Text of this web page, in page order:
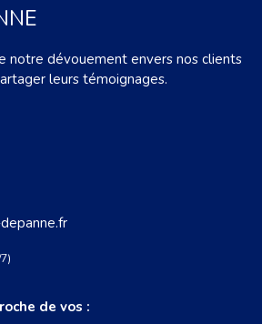
notre dévouement envers nos clients
leurs témoignages.
de vos :